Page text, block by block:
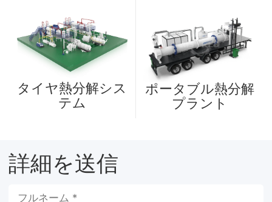
タイヤ熱分解シス
テム
ポータブル熱分解
プラント
詳細を送信